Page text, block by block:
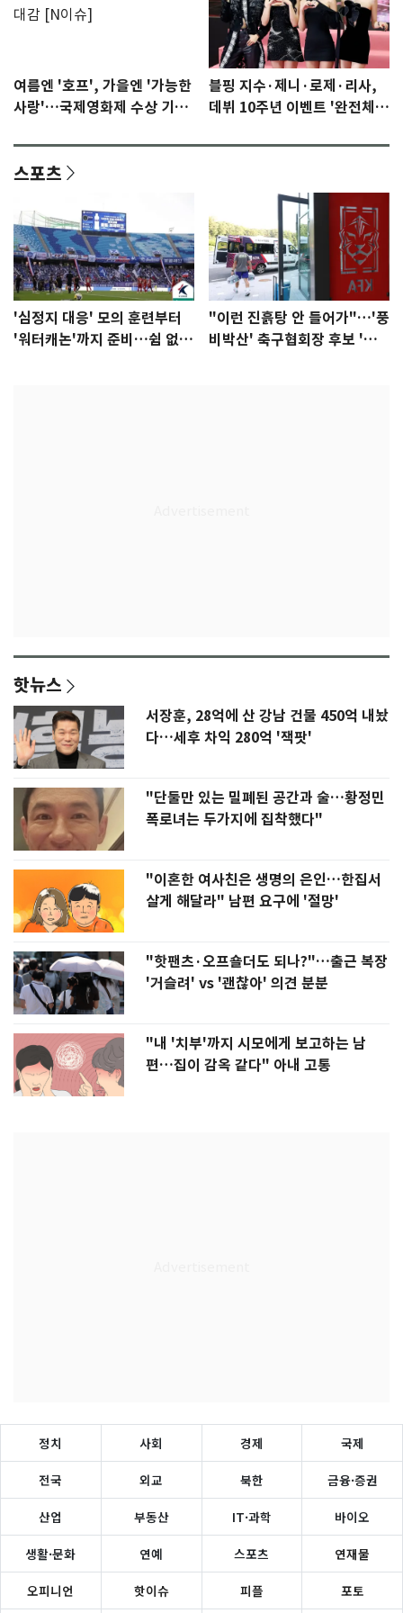
여름엔 '호프', 가을엔 '가능한
사랑'…국제영화제 수상 기대
블핑 지수·제니·로제·리사,
데뷔 10주년 이벤트 '완전체'
스포츠
'심정지 대응' 모의 훈련부터
'워터캐논'까지 준비…쉼 없는
"이런 진흙탕 안 들어가"…'풍
비박산' 축구협회장 후보 '실
핫뉴스
서장훈, 28억에 산 강남 건물 450억 내놨
다…세후 차익 280억 '잭팟'
"단둘만 있는 밀폐된 공간과 술…황정민
폭로녀는 두가지에 집착했다"
"이혼한 여사친은 생명의 은인…한집서
살게 해달라" 남편 요구에 '절망'
"핫팬츠·오프숄더도 되나?"…출근 복장
'거슬려' vs '괜찮아' 의견 분분
"내 '치부'까지 시모에게 보고하는 남
편…집이 감옥 같다" 아내 고통
정치 사회 경제 국제
전국 외교 북한 금융·증권
산업 부동산 IT·과학 바이오
생활·문화 연예 스포츠 연재물
오피니언 핫이슈 피플 포토